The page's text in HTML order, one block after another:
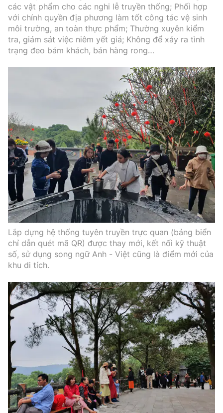
các vật phẩm cho các nghi lễ truyền thống; Phối hợp
với chính quyền địa phương làm tốt công tác vệ sinh
môi trường, an toàn thực phẩm; Thường xuyên kiểm
tra, giám sát việc niêm yết giá; Không để xảy ra tình
trạng đeo bám khách, bán hàng rong…
Lắp dựng hệ thống tuyên truyền trực quan (bảng biển
chỉ dẫn quét mã QR) được thay mới, kết nối kỹ thuật
số, sử dụng song ngữ Anh - Việt cũng là điểm mới của
khu di tích.